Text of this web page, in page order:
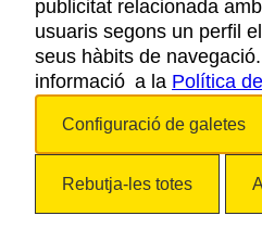
POLÍTICA DE
publicitat relacionada
usuaris segons un perfil
seus hàbits de
informació a la Política
Configuració de galetes
Rebutja-les totes